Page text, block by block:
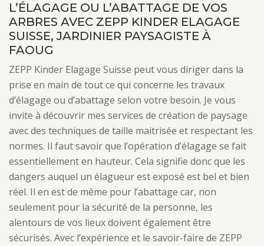
L’ÉLAGAGE OU L’ABATTAGE DE VOS
ARBRES AVEC ZEPP KINDER ELAGAGE
SUISSE, JARDINIER PAYSAGISTE À
FAOUG
ZEPP Kinder Elagage Suisse peut vous diriger dans la
prise en main de tout ce qui concerne les travaux
d’élagage ou d’abattage selon votre besoin. Je vous
invite à découvrir mes services de création de paysage
avec des techniques de taille maitrisée et respectant les
normes. Il faut savoir que l’opération d’élagage se fait
essentiellement en hauteur. Cela signifie donc que les
dangers auquel un élagueur est exposé est bel et bien
réel. Il en est de même pour l’abattage car, non
seulement pour la sécurité de la personne, les
alentours de vos lieux doivent également être
sécurisés. Avec l’expérience et le savoir-faire de ZEPP